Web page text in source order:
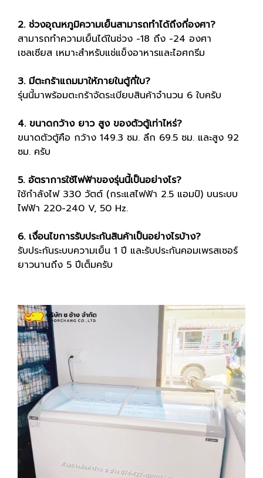
2. ช่วงอุณหภูมิความเย็นสามารถทำได้ถึงกี่องศา?
สามารถทำความเย็นได้ในช่วง -18 ถึง -24 องศา
เซลเซียส เหมาะสำหรับแช่แข็งอาหารและไอศกรีม
3. มีตะกร้าแถมมาให้ภายในตู้กี่ใบ?
รุ่นนี้มาพร้อมตะกร้าจัดระเบียบสินค้าจำนวน 6 ใบครับ
4. ขนาดกว้าง ยาว สูง ของตัวตู้เท่าไหร่?
ขนาดตัวตู้คือ กว้าง 149.3 ซม. ลึก 69.5 ซม. และสูง 92
ซม. ครับ
5. อัตราการใช้ไฟฟ้าของรุ่นนี้เป็นอย่างไร?
ใช้กำลังไฟ 330 วัตต์ (กระแสไฟฟ้า 2.5 แอมป์) บนระบบ
ไฟฟ้า 220-240 V, 50 Hz.
6. เงื่อนไขการรับประกันสินค้าเป็นอย่างไรบ้าง?
รับประกันระบบความเย็น 1 ปี และรับประกันคอมเพรสเซอร์
ยาวนานถึง 5 ปีเต็มครับ